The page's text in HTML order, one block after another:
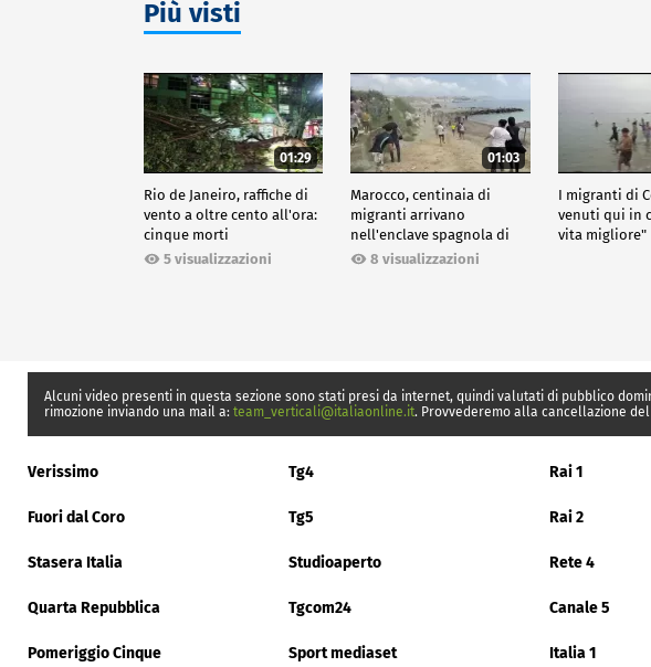
Più visti
01:29
Rio de Janeiro, raffiche di
vento a oltre cento all'ora:
cinque morti
5 visualizzazioni
01:03
Marocco, centinaia di
migranti arrivano
nell'enclave spagnola di
Ceuta8 visualizzazioni
I migranti di
venuti qui in
vita migliore"
Alcuni video presenti in questa sezione sono stati presi da internet, quindi valutati di pubblico
rimozione inviando una mail a: team_verticali@italiaonline.it. Provvederemo alla cancellazione
Verissimo Tg4 Rai 1
Fuori dal Coro Tg5 Rai 2
Stasera Italia Studioaperto Rete 4
Quarta Repubblica Tgcom24 Canale 5
Pomeriggio Cinque Sport mediaset Italia 1